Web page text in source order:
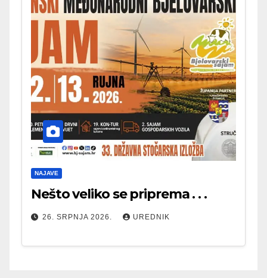
NAJAVE
Nešto veliko se priprema . . .
26. SRPNJA 2026. UREDNIK